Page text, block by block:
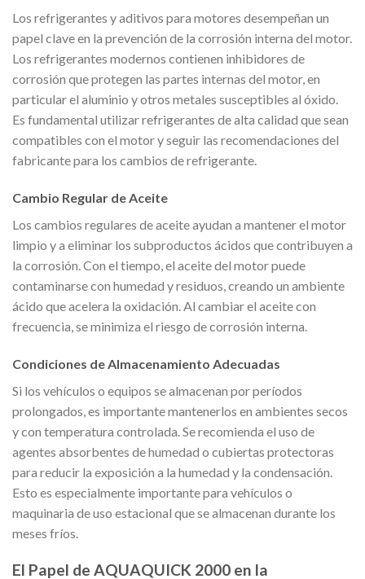
Los refrigerantes y aditivos para motores desempeñan un
papel clave en la prevención de la corrosión interna del motor.
Los refrigerantes modernos contienen inhibidores de
corrosión que protegen las partes internas del motor, en
particular el aluminio y otros metales susceptibles al óxido.
Es fundamental utilizar refrigerantes de alta calidad que sean
compatibles con el motor y seguir las recomendaciones del
fabricante para los cambios de refrigerante.
Cambio Regular de Aceite
Los cambios regulares de aceite ayudan a mantener el motor
limpio y a eliminar los subproductos ácidos que contribuyen a
la corrosión. Con el tiempo, el aceite del motor puede
contaminarse con humedad y residuos, creando un ambiente
ácido que acelera la oxidación. Al cambiar el aceite con
frecuencia, se minimiza el riesgo de corrosión interna.
Condiciones de Almacenamiento Adecuadas
Si los vehículos o equipos se almacenan por períodos
prolongados, es importante mantenerlos en ambientes secos
y con temperatura controlada. Se recomienda el uso de
agentes absorbentes de humedad o cubiertas protectoras
para reducir la exposición a la humedad y la condensación.
Esto es especialmente importante para vehículos o
maquinaria de uso estacional que se almacenan durante los
meses fríos.
El Papel de AQUAQUICK 2000 en la